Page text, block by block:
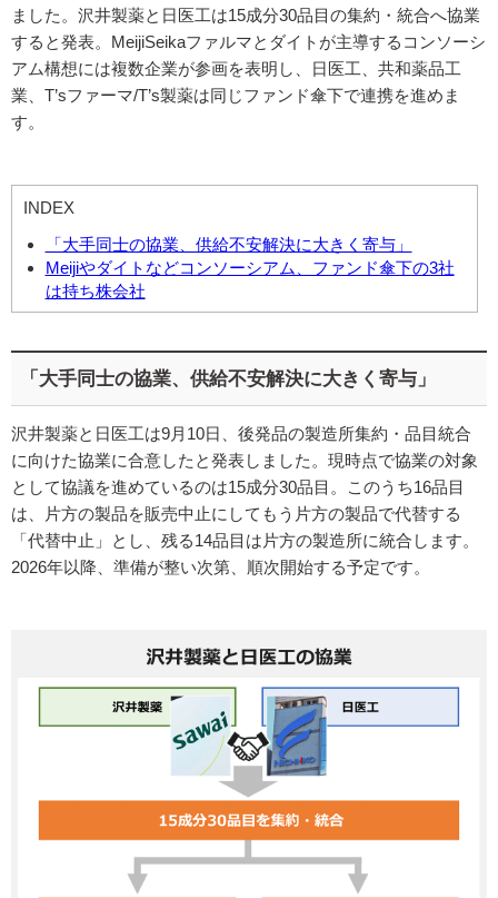
ました。沢井製薬と日医工は15成分30品目の集約・統合へ協業
すると発表。MeijiSeikaファルマとダイトが主導するコンソーシ
アム構想には複数企業が参画を表明し、日医工、共和薬品工
業、T’sファーマ/T’s製薬は同じファンド傘下で連携を進めま
す。
INDEX
「大手同士の協業、供給不安解決に大きく寄与」
Meijiやダイトなどコンソーシアム、ファンド傘下の3社
は持ち株会社
「大手同士の協業、供給不安解決に大きく寄与」
沢井製薬と日医工は9月10日、後発品の製造所集約・品目統合
に向けた協業に合意したと発表しました。現時点で協業の対象
として協議を進めているのは15成分30品目。このうち16品目
は、片方の製品を販売中止にしてもう片方の製品で代替する
「代替中止」とし、残る14品目は片方の製造所に統合します。
2026年以降、準備が整い次第、順次開始する予定です。